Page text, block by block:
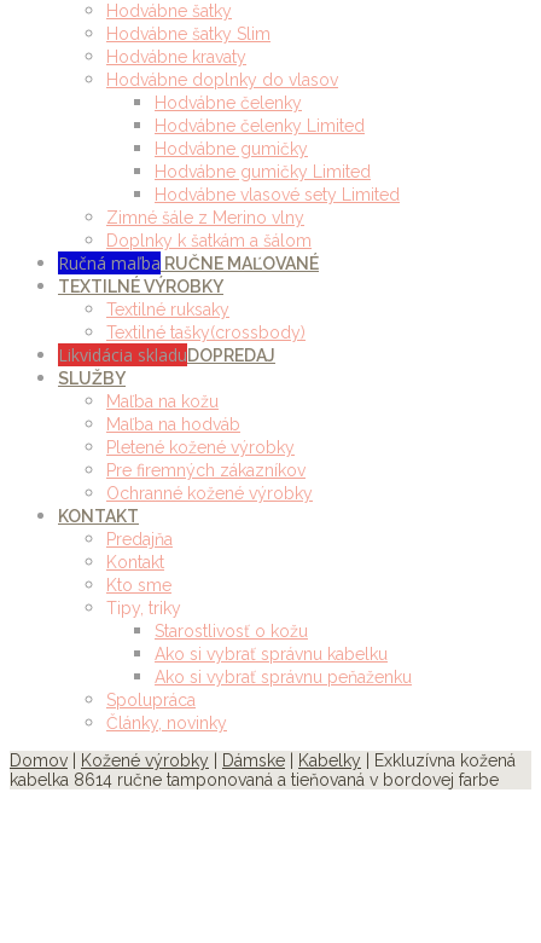
Hodvábne šatky
Hodvábne šatky Slim
Hodvábne kravaty
Hodvábne doplnky do vlasov
Hodvábne čelenky
Hodvábne čelenky Limited
Hodvábne gumičky
Hodvábne gumičky Limited
Hodvábne vlasové sety Limited
Zimné šále z Merino vlny
Doplnky k šatkám a šálom
Ručná maľba RUČNE MAĽOVANÉ
TEXTILNÉ VÝROBKY
Textilné ruksaky
Textilné tašky(crossbody)
Likvidácia skladuDOPREDAJ
SLUŽBY
Maľba na kožu
Maľba na hodváb
Pletené kožené výrobky
Pre firemných zákazníkov
Ochranné kožené výrobky
KONTAKT
Predajňa
Kontakt
Kto sme
Tipy, triky
Starostlivosť o kožu
Ako si vybrať správnu kabelku
Ako si vybrať správnu peňaženku
Spolupráca
Články, novinky
Domov
Kožené výrobky Dámske Kabelky | Exkluzívna kožená
kabelka 8614 ručne tamponovaná a tieňovaná v bordovej farbe